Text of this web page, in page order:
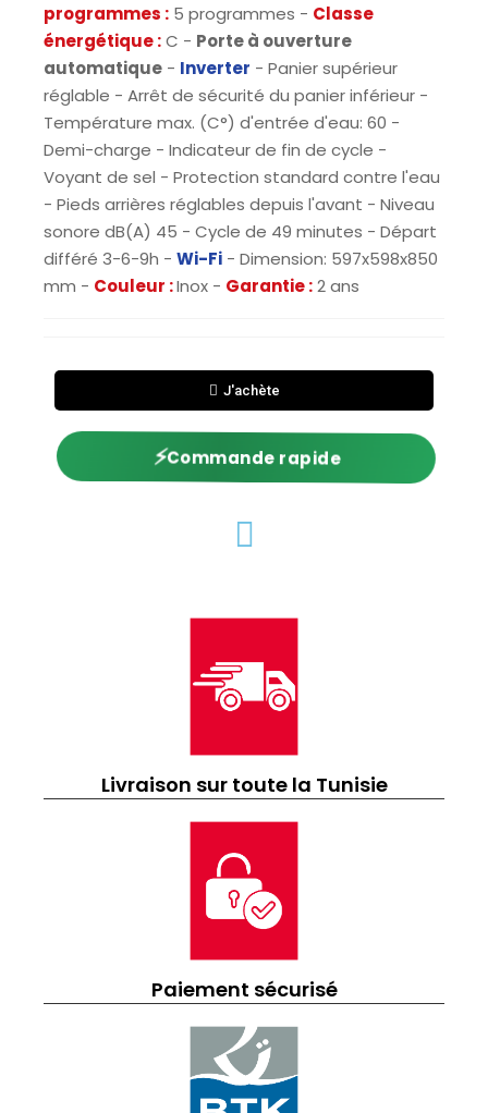
programmes : 5 programmes - Classe
énergétique :C - Porte à ouverture
automatique - Inverter - Panier supérieur
réglable - Arrêt de sécurité du panier inférieur -
Température max. (C°) d'entrée d'eau: 60 -
Demi-charge - Indicateur de fin de cycle -
Voyant de sel - Protection standard contre l'eau
- Pieds arrières réglables depuis l'avant - Niveau
sonore dB(A) 45 - Cycle de 49 minutes - Départ
différé 3-6-9h - Wi-Fi - Dimension: 597x598x850
mm - Couleur :Inox - Garantie :2 ans
J'achète
⚡Commande rapide
Livraison sur toute la Tunisie
Paiement sécurisé